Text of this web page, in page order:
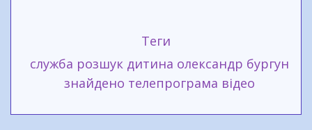
Теги
служба розшук дитина олександр бургун
знайдено телепрограма відео